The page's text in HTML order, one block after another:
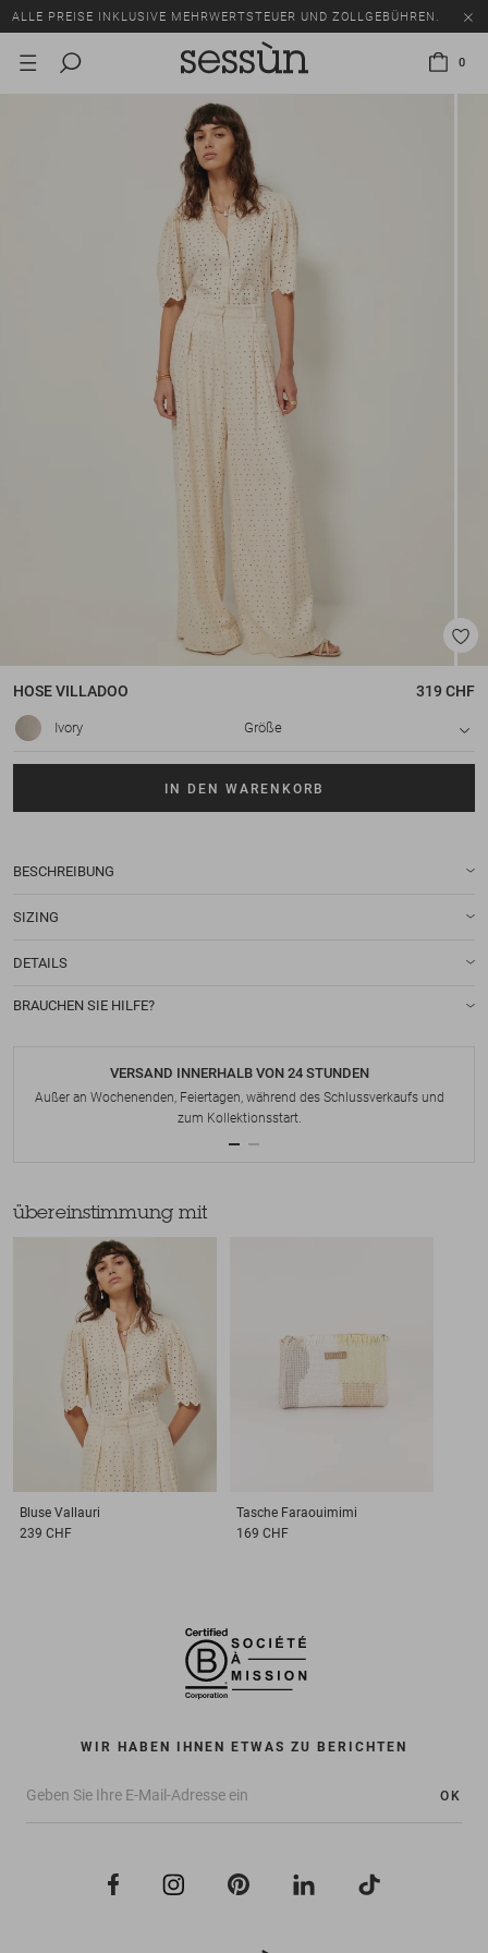
ALLE PREISE INKLUSIVE MEHRWERTSTEUER UND ZOLLGEBÜHREN.
SALE: BIS ZU -50% AUF EINE AUSWAHL AN ARTIKELN.
0
HOSEVILLADOO 319 CHF
Ivory Größe
IN DEN WARENKORB
BESCHREIBUNG
SIZING
DETAILS
BRAUCHEN SIE HILFE?
VERSAND INNERHALB VON 24 STUNDEN
Außer an Wochenenden, Feiertagen, während des Schlussverkaufs und
zum Kollektionsstart.
übereinstimmung mit
Bluse Vallauri
239 CHF
Tasche Faraouimimi
169 CHF
WIR HABEN IHNEN ETWAS ZU BERICHTEN
OK